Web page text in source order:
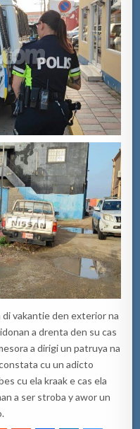
vakantie den exterior na
a drenta den su cas
a dirigi un patruya na
cu un adicto
cu ela kraak e cas ela
a ser stroba y awor un